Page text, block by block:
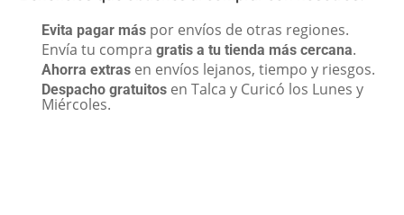
Evita pagar más por envíos de otras regiones.
Envía tu compragratis a tu tienda más cercana.
Ahorra extras en envíos lejanos, tiempo y riesgos.
Despacho gratuitos en Talca y Curicó los Lunes y
Miércoles.